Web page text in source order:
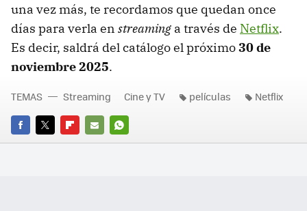
una vez más, te recordamos que quedan once
días para verla en streaming a través de Netflix.
Es decir, saldrá del catálogo el próximo30 de
noviembre 2025.
FACEBOOK
TWITTERFLIPBOARD
E-
WHATSAPP
TEMAS Streaming Cine y TV películas Netflix